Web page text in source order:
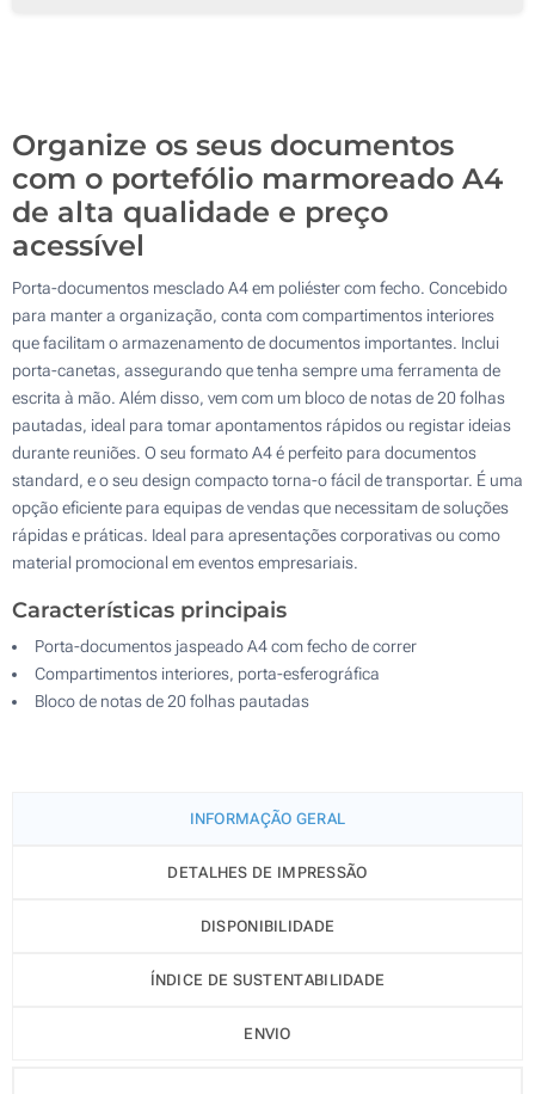
Organize os seus documentos
com o portefólio marmoreado A4
de alta qualidade e preço
acessível
Porta-documentos mesclado A4 em poliéster com fecho. Concebido
para manter a organização, conta com compartimentos interiores
que facilitam o armazenamento de documentos importantes. Inclui
porta-canetas, assegurando que tenha sempre uma ferramenta de
escrita à mão. Além disso, vem com um bloco de notas de 20 folhas
pautadas, ideal para tomar apontamentos rápidos ou registar ideias
durante reuniões. O seu formato A4 é perfeito para documentos
standard, e o seu design compacto torna-o fácil de transportar. É uma
opção eficiente para equipas de vendas que necessitam de soluções
rápidas e práticas. Ideal para apresentações corporativas ou como
material promocional em eventos empresariais.
Características principais
Porta-documentos jaspeado A4 com fecho de correr
Compartimentos interiores, porta-esferográfica
Bloco de notas de 20 folhas pautadas
INFORMAÇÃO GERAL
DETALHES DE IMPRESSÃO
DISPONIBILIDADE
ÍNDICE DE SUSTENTABILIDADE
ENVIO